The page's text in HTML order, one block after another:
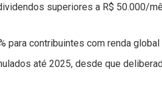
superiores a R$ 50.000/
para contribuintes com renda
até 2025, desde que